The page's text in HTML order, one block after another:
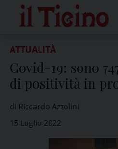
content
ATTUALITÀ
Covid-19: sono
di positività in
di Riccardo Azzolini
15 Luglio 2022